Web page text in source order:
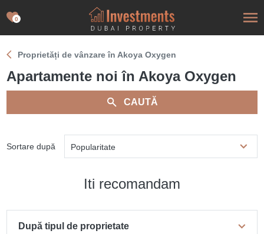
0
Proprietăți de vânzare în Akoya Oxygen
Apartamente noi în Akoya Oxygen
CAUTĂ
Sortare după Popularitate
Iti recomandam
După tipul de proprietate